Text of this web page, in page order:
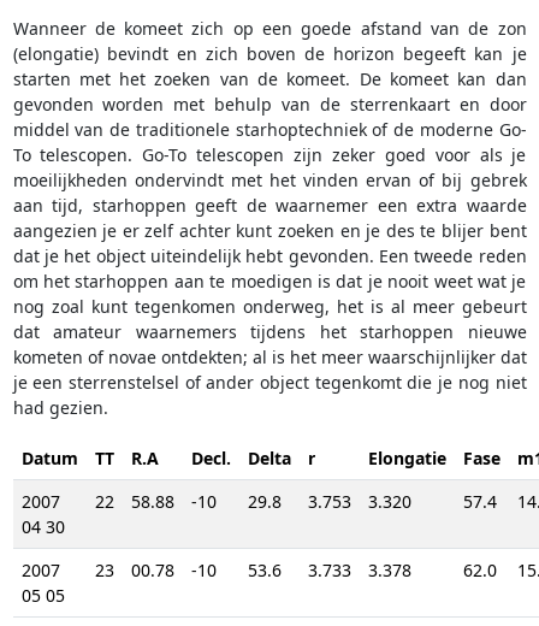
Wanneer de komeet zich op een goede afstand van de zon
(elongatie) bevindt en zich boven de horizon begeeft kan je
starten met het zoeken van de komeet. De komeet kan dan
gevonden worden met behulp van de sterrenkaart en door
middel van de traditionele starhoptechniek of de moderne Go-
To telescopen. Go-To telescopen zijn zeker goed voor als je
moeilijkheden ondervindt met het vinden ervan of bij gebrek
aan tijd, starhoppen geeft de waarnemer een extra waarde
aangezien je er zelf achter kunt zoeken en je des te blijer bent
dat je het object uiteindelijk hebt gevonden. Een tweede reden
om het starhoppen aan te moedigen is dat je nooit weet wat je
nog zoal kunt tegenkomen onderweg, het is al meer gebeurt
dat amateur waarnemers tijdens het starhoppen nieuwe
kometen of novae ontdekten; al is het meer waarschijnlijker dat
je een sterrenstelsel of ander object tegenkomt die je nog niet
had gezien.
Datum TT R.A Decl. Delta r Elongatie Fase
2007
04 30
22 58.88 -10 29.8 3.753 3.320 57.4
2007
05 05
23 00.78 -10 53.6 3.733 3.378 62.0